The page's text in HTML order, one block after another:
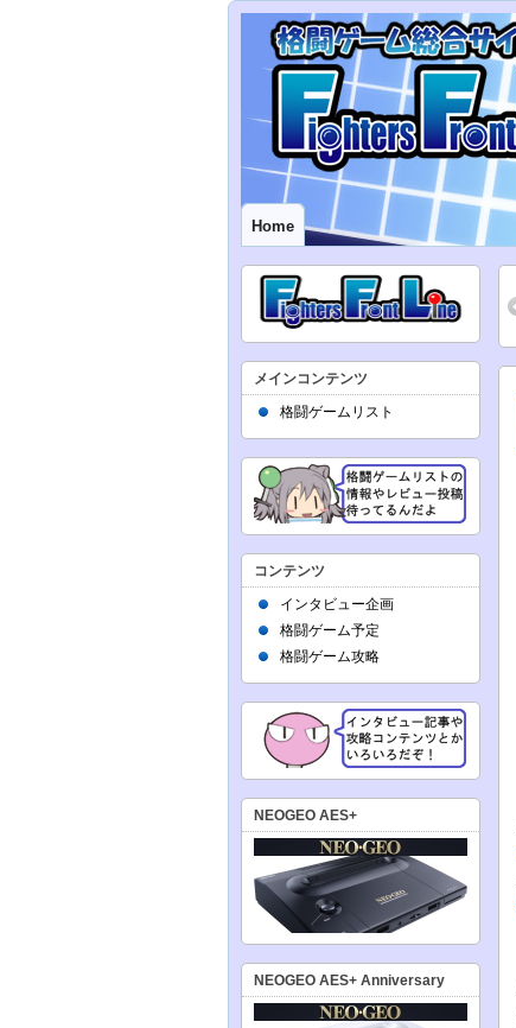
Home
メインコンテンツ
格闘ゲームリスト
コンテンツ
インタビュー企画
格闘ゲーム予定
格闘ゲーム攻略
NEOGEO AES+
NEOGEO AES+ Anniversary